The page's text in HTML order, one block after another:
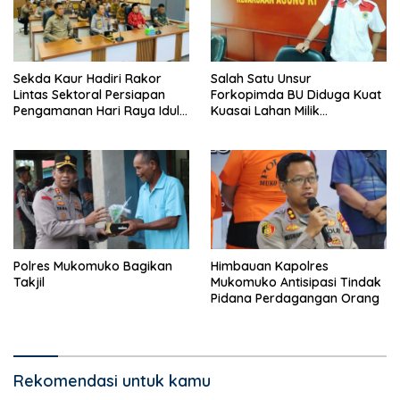
Sekda Kaur Hadiri Rakor
Lintas Sektoral Persiapan
Pengamanan Hari Raya Idul
Salah Satu Unsur
Forkopimda BU Diduga Kuat
Kuasai Lahan Milik
Polres Mukomuko Bagikan
Takjil
Himbauan Kapolres
Mukomuko Antisipasi Tindak
Pidana Perdagangan Orang
Rekomendasi untuk kamu